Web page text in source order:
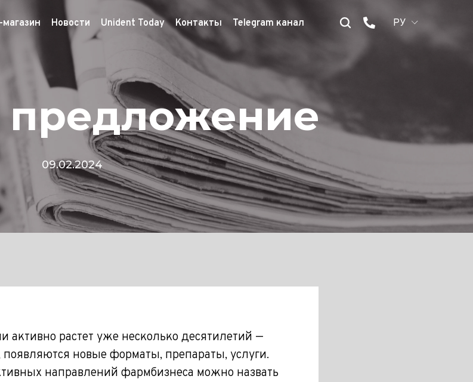
Новости Unident Today Контакты Telegram канал РУ
09.02.2024
активно растет уже несколько десятилетий —
новые форматы, препараты, услуги.
направлений фармбизнеса можно назвать